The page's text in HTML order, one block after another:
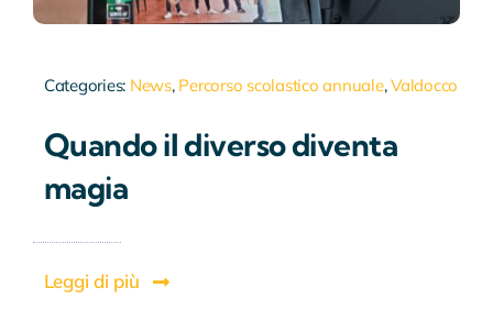
Categories: News, Percorso scolastico annuale,Valdocco
Quando il diverso diventa
magia
Leggi di più